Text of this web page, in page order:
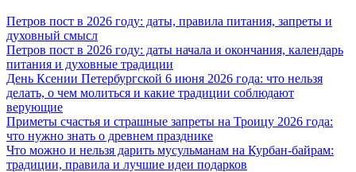
Петров пост в 2026 году: даты, правила питания, запреты и
духовный смысл
Петров пост в 2026 году: даты начала и окончания, календарь
питания и духовные традиции
День Ксении Петербургской 6 июня 2026 года: что нельзя
делать, о чем молиться и какие традиции соблюдают
верующие
Приметы счастья и страшные запреты на Троицу 2026 года:
что нужно знать о древнем празднике
Что можно и нельзя дарить мусульманам на Курбан-байрам:
традиции, правила и лучшие идеи подарков